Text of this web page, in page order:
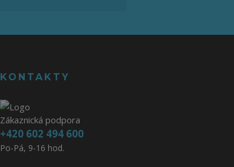
KONTAKTY
Zákaznická podpora
+420 602 494 600
Po-Pá, 9-16 hod.